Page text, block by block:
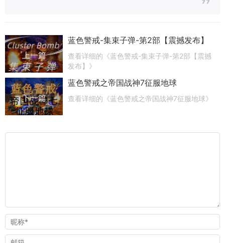
上一篇
蓝色警戒-集束子弹-第2部【震撼发布】
查看详细的《蓝色警戒-集束子弹-第2部【震撼
发布】》
下一篇
蓝色警戒之帝国战神7征服地球
查看详细的《蓝色警戒之帝国战神7征服地球》